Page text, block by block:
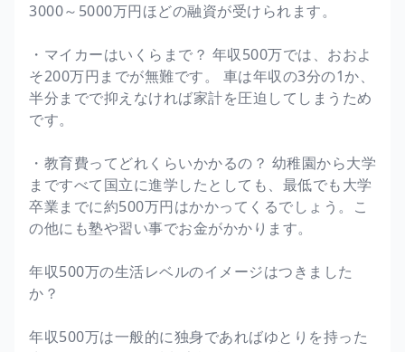
3000～5000万円ほどの融資が受けられます。
・マイカーはいくらまで？ 年収500万では、おおよ
そ200万円までが無難です。 車は年収の3分の1か、
半分までで抑えなければ家計を圧迫してしまうため
です。
・教育費ってどれくらいかかるの？ 幼稚園から大学
まですべて国立に進学したとしても、最低でも大学
卒業までに約500万円はかかってくるでしょう。こ
の他にも塾や習い事でお金がかかります。
年収500万の生活レベルのイメージはつきました
か？
年収500万は一般的に独身であればゆとりを持った